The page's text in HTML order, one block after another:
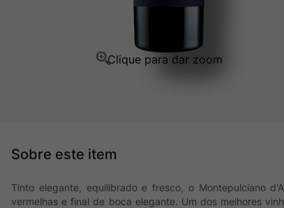
Tinto elegante, equilibrado e fresco, o Montepulciano
vermelhas e final de boca elegante. Um dos melhores